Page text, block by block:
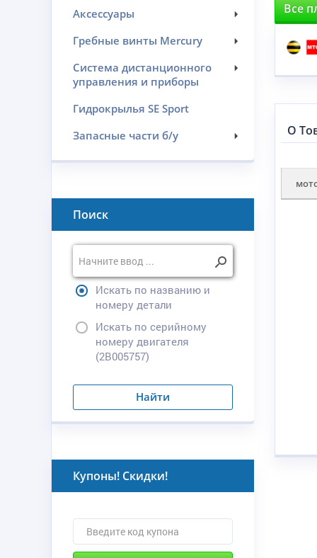
Аксессуары
Гребные винты Mercury
Система дистанционного
управления и приборы
Гидрокрылья SE Sport
Запасные части б/у
Поиск
Искать по названию и
номеру детали
Искать по серийному
номеру двигателя
(2B005757)
Найти
Купоны! Скидки!
Все
О